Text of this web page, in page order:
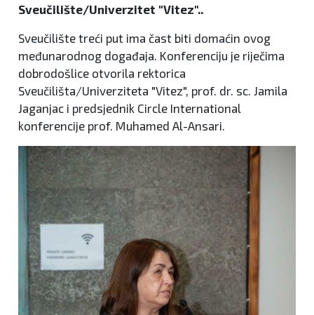
Sveučilište/Univerzitet "Vitez"..
Sveučilište treći put ima čast biti domaćin ovog
međunarodnog događaja. Konferenciju je riječima
dobrodošlice otvorila rektorica
Sveučilišta/Univerziteta "Vitez", prof. dr. sc. Jamila
Jaganjac i predsjednik Circle International
konferencije prof. Muhamed Al-Ansari.